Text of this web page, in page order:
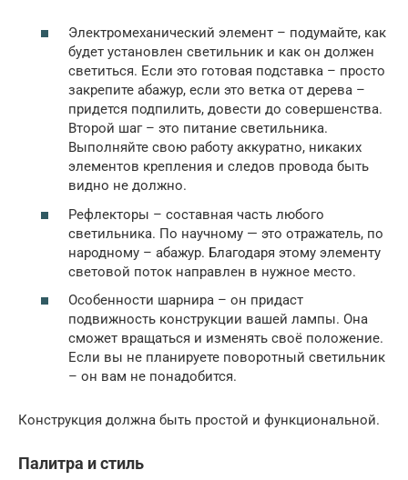
Электромеханический элемент – подумайте, как
будет установлен светильник и как он должен
светиться. Если это готовая подставка – просто
закрепите абажур, если это ветка от дерева –
придется подпилить, довести до совершенства.
Второй шаг – это питание светильника.
Выполняйте свою работу аккуратно, никаких
элементов крепления и следов провода быть
видно не должно.
Рефлекторы – составная часть любого
светильника. По научному — это отражатель, по
народному – абажур. Благодаря этому элементу
световой поток направлен в нужное место.
Особенности шарнира – он придаст
подвижность конструкции вашей лампы. Она
сможет вращаться и изменять своё положение.
Если вы не планируете поворотный светильник
– он вам не понадобится.
Конструкция должна быть простой и функциональной.
Палитра и стиль